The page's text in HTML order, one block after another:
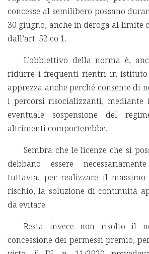
concesse al semilibero possano
30 giugno, anche in deroga al limite
dall’art. 52 co 1.
L’obbiettivo della norma è,
ridurre i frequenti rientri in istituto
apprezza anche perché consente di
i percorsi risocializzanti, mediante
eventuale sospensione del
altrimenti comporterebbe.
Sembra che le licenze che si
debbano essere
tuttavia, per realizzare il massimo
rischio, la soluzione di continuità
da evitare.
Resta invece non risolto il
concessione dei permessi premio,